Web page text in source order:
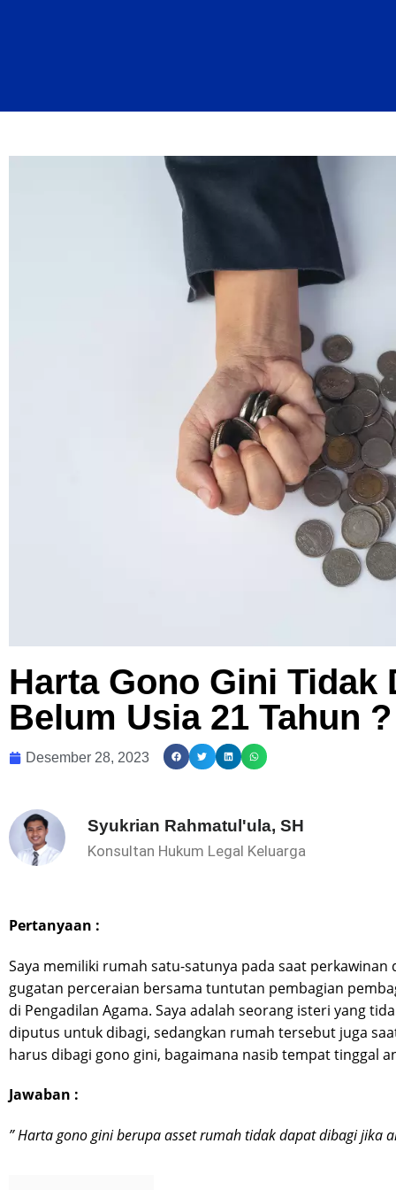
Harta Gono Gini Tidak
Belum Usia 21 Tahun ?
Desember 28, 2023
Syukrian Rahmatul'ula, SH
Konsultan Hukum Legal Keluarga
Pertanyaan :
Saya memiliki rumah satu-satunya pada saat
gugatan perceraian bersama tuntutan pembagian
di Pengadilan Agama. Saya adalah seorang isteri yang
diputus untuk dibagi, sedangkan rumah tersebut juga
harus dibagi gono gini, bagaimana nasib tempat tinggal
Jawaban :
” Harta gono gini berupa asset rumah tidak dapat dibagi jika